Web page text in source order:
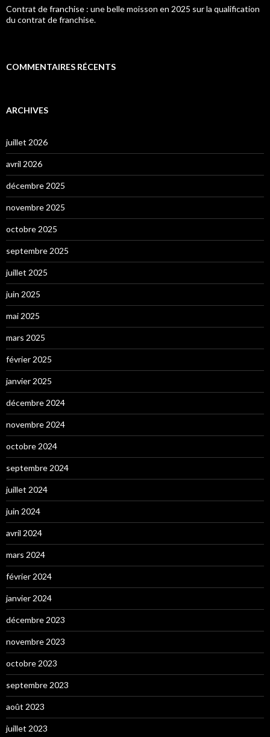
Contrat de franchise : une belle moisson en 2025 sur la qualification
du contrat de franchise.
COMMENTAIRES RÉCENTS
ARCHIVES
juillet 2026
avril 2026
décembre 2025
novembre 2025
octobre 2025
septembre 2025
juillet 2025
juin 2025
mai 2025
mars 2025
février 2025
janvier 2025
décembre 2024
novembre 2024
octobre 2024
septembre 2024
juillet 2024
juin 2024
avril 2024
mars 2024
février 2024
janvier 2024
décembre 2023
novembre 2023
octobre 2023
septembre 2023
août 2023
juillet 2023